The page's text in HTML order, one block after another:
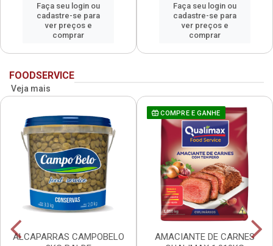
Faça seu login ou
cadastre-se para
ver preços e
comprar
Faça seu login ou
cadastre-se para
ver preços e
comprar
FOODSERVICE
Veja mais
ALCAPARRAS CAMPOBELO
COMPRE E GANHE
AMACIANTE DE CARNES